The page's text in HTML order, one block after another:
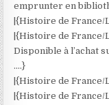
emprunter en
|{Histoire de France/
|{Histoire de France/
Disponible à l’achat
….}
|{Histoire de France/
|{Histoire de